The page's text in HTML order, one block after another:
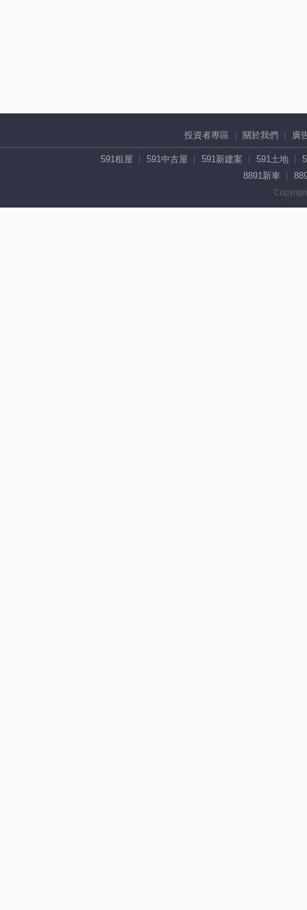
投資者專區 關於我們 廣
591租屋 591中古屋 591新建案 591土地
8891新車